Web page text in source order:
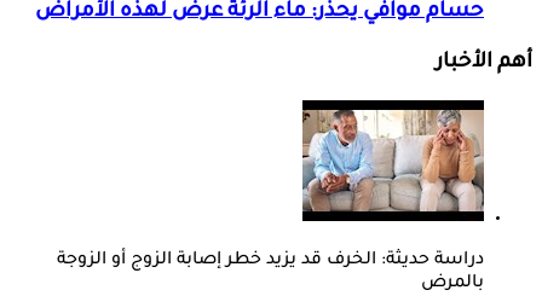
حسام موافي يحذر: ماء الرئة عرض لهذه الأمراض
أهم الأخبار
دراسة حديثة: الخرف قد يزيد خطر إصابة الزوج أو الزوجة
بالمرض